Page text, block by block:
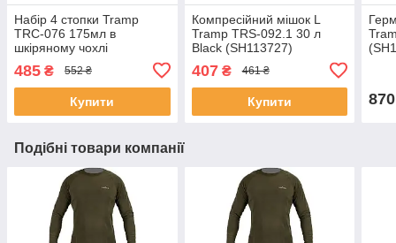
Набір 4 стопки Tramp
TRC-076 175мл в
шкіряному чохлі
485 ₴ 552 ₴
Купити
Компресійний мішок L
Tramp TRS-092.1 30 л
Black (SH113727)
407₴ 461 ₴
Купити 870
Подібні товари компанії